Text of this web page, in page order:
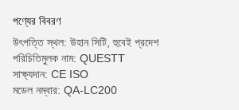
পণ্যের বিবরণ
উৎপত্তি স্থল: উহান সিটি, হুবেই প্রদেশ
পরিচিতিমুলক নাম: QUESTT
সাক্ষ্যদান: CE ISO
মডেল নম্বার: QA-LC200